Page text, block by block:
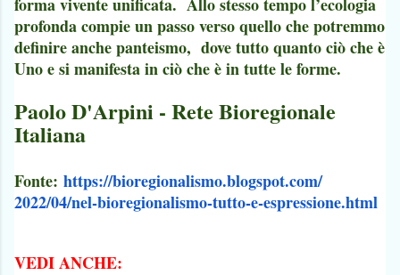
profonda compie un passo verso quello che potremmo
definire anche panteismo, dove tutto quanto ciò che è
Uno e si manifesta in ciò che è in tutte le forme.
Paolo D'Arpini - Rete Bioregionale
Italiana
Fonte: https://bioregionalismo.blogspot.com/
2022/04/nel-bioregionalismo-tutto-e-espressione.html
VEDI ANCHE: